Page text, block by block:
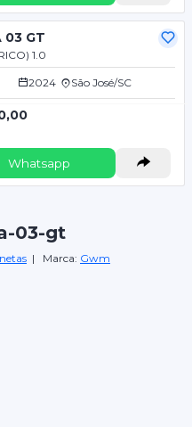
03 GT
1.0
2024 São José/SC
Whatsapp
03-gt
| Marca: Gwm